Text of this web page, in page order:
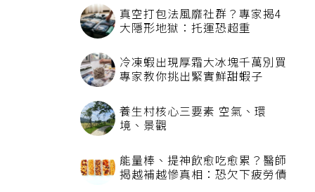
真空打包法風靡社群？專家揭4
大隱形地獄：托運恐超重
冷凍蝦出現厚霜大冰塊千萬別買
專家教你挑出緊實鮮甜蝦子
養生村核心三要素 空氣、環
境、景觀
能量棒、提神飲愈吃愈累？醫師
揭越補越慘真相：恐欠下疲勞債